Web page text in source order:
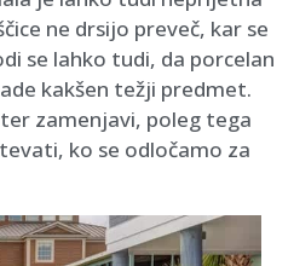
ne drsijo preveč, kar se
se lahko tudi, da porcelan
kakšen težji predmet.
zamenjavi, poleg tega
ko se odločamo za